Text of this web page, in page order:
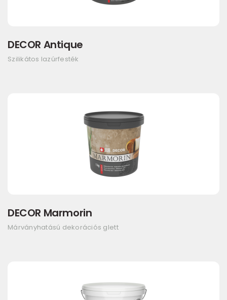
DECOR Antique
Szilikátos lazúrfesték
DECOR Marmorin
Márványhatású dekorációs glett